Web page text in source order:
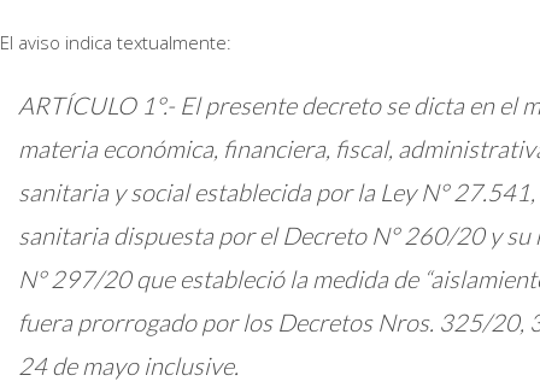
El aviso indica textualmente:
ARTÍCULO 1°.- El presente decreto se dicta en el
materia económica, financiera, fiscal,
sanitaria y social establecida por la Ley N°
sanitaria dispuesta por el Decreto N° 260/20 y
N° 297/20 que estableció la medida de
fuera prorrogado por los Decretos Nros. 325/
24 de mayo inclusive.